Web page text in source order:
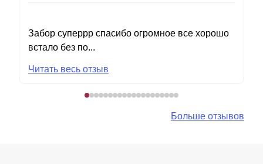
Забор суперрр спасибо огромное все хорошо
встало без по...
Читать весь отзыв
Больше отзывов